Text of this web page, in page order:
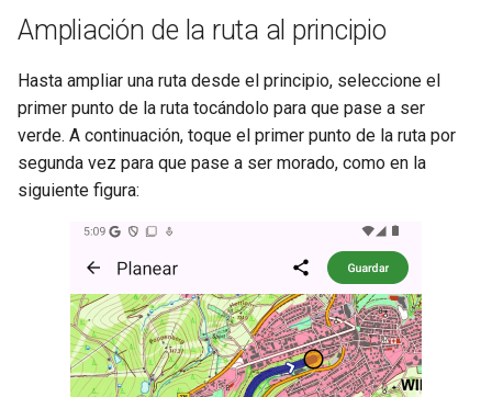
Ampliación de la ruta al principio
Hasta ampliar una ruta desde el principio, seleccione el
primer punto de la ruta tocándolo para que pase a ser
verde. A continuación, toque el primer punto de la ruta por
segunda vez para que pase a ser morado, como en la
siguiente figura: